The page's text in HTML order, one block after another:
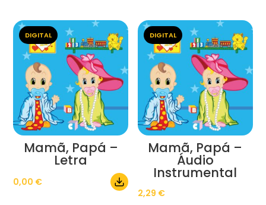
DIGITAL
Mamã, Papá –
Letra
0,00 €
DIGITAL
Mamã, Papá –
Áudio
Instrumental
2,29 €